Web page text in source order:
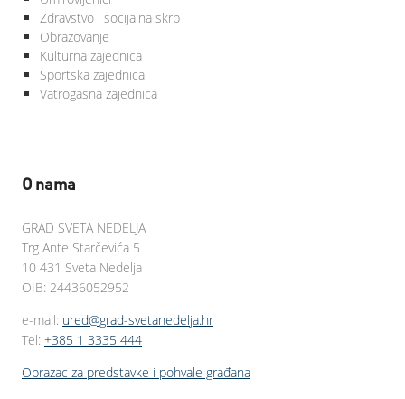
Zdravstvo i socijalna skrb
Obrazovanje
Kulturna zajednica
Sportska zajednica
Vatrogasna zajednica
O nama
GRAD SVETA NEDELJA
Trg Ante Starčevića 5
10 431 Sveta Nedelja
OIB: 24436052952
e-mail: ured@grad-svetanedelja.hr
Tel: +385 1 3335 444
Obrazac za predstavke i pohvale građana